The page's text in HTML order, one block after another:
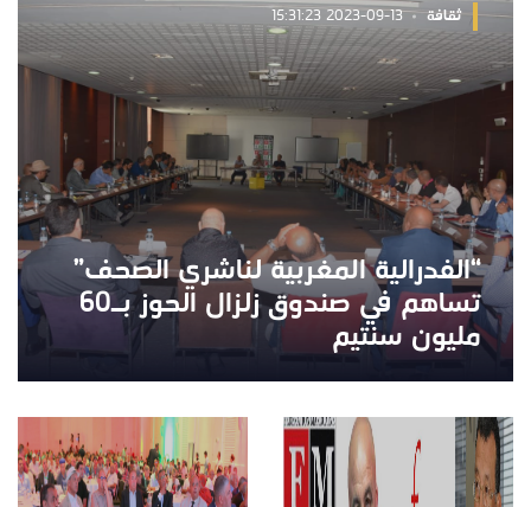
ثقافة 2023-09-13 15:31:23
“الفدرالية المغربية لناشري الصحف”
تساهم في صندوق زلزال الحوز بـ60
مليون سنتيم